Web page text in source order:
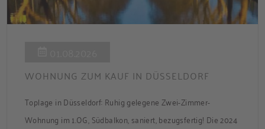
WOHNUNG ZUM KAUF IN DÜSSELDORF
Toplage in Düsseldorf: Ruhig gelegene Zwei-Zimmer-
Wohnung im 1.OG, Südbalkon, saniert, bezugsfertig! Die 2024